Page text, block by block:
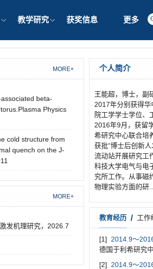
教学研究 获奖信息 更多
MORE+
beta-
Physics
cold structure from
quench on the J-
MORE+
发机理研究，2026.7
个人简介
王能超，博士，副
2017年分别获得
院工学学士学位、
2016年9月，获留
希研究中心联合培
获批“博士后创新
流动站开展研究工
科技大学电气与电
究所工作。从事磁
物理实验方面的研...
教育经历 / 工作
[1] 2014.9～
德国于利希研究
[2] 2014.9～